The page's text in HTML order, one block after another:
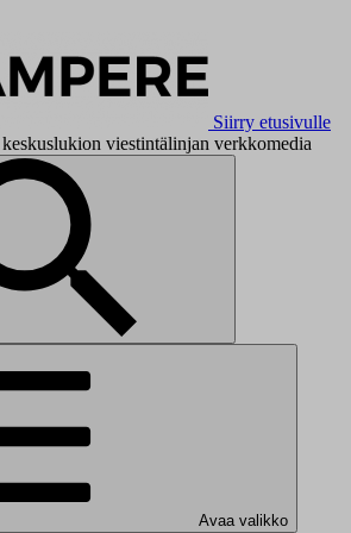
Siirry etusivulle
viestintälinjan verkkomedia
Avaa valikko